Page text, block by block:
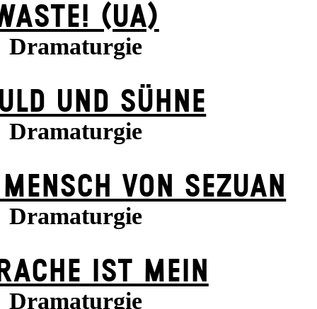
(UA)
Dramaturgie
UND SÜHNE
Dramaturgie
VON SEZUAN
Dramaturgie
IST MEIN
Dramaturgie